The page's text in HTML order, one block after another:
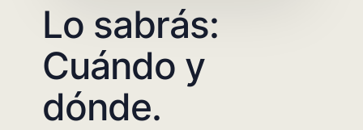
Lo sabrás:
Cuándo y
dónde.